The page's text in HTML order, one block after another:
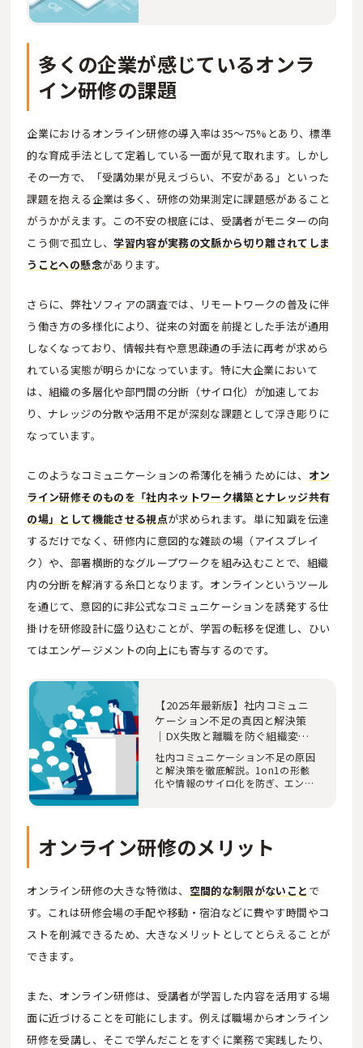
多くの企業が感じているオンラ
イン研修の課題
企業におけるオンライン研修の導入率は35〜75%とあり、標準
的な育成手法として定着している一面が見て取れます。しかし
その一方で、「受講効果が見えづらい、不安がある」といった
課題を抱える企業は多く、研修の効果測定に課題感があること
がうかがえます。この不安の根底には、受講者がモニターの向
こう側で孤立し、学習内容が実務の文脈から切り離されてしま
うことへの懸念があります。
さらに、弊社ソフィアの調査では、リモートワークの普及に伴
う働き方の多様化により、従来の対面を前提とした手法が通用
しなくなっており、情報共有や意思疎通の手法に再考が求めら
れている実態が明らかになっています。特に大企業において
は、組織の多層化や部門間の分断（サイロ化）が加速してお
り、ナレッジの分散や活用不足が深刻な課題として浮き彫りに
なっています。
このようなコミュニケーションの希薄化を補うためには、 オン
ライン研修そのものを「社内ネットワーク構築とナレッジ共有
の場」として機能させる視点が求められます。単に知識を伝達
するだけでなく、研修内に意図的な雑談の場（アイスブレイ
ク）や、部署横断的なグループワークを組み込むことで、組織
内の分断を解消する糸口となります。オンラインというツール
を通じて、意図的に非公式なコミュニケーションを誘発する仕
掛けを研修設計に盛り込むことが、学習の転移を促進し、ひい
てはエンゲージメントの向上にも寄与するのです。
【2025年最新版】社内コミュニ
ケーション不足の真因と解決策
｜DX失敗と離職を防ぐ組織変革
の処方箋
社内コミュニケーション不足の原因
と解決策を徹底解説。1on1の形骸
化や情報のサイロ化を防ぎ、エンゲ
オンライン研修のメリット
オンライン研修の大きな特徴は、 空間的な制限がないこと で
す。これは研修会場の手配や移動・宿泊などに費やす時間やコ
ストを削減できるため、大きなメリットとしてとらえることが
できます。
また、オンライン研修は、受講者が学習した内容を活用する場
面に近づけることを可能にします。例えば職場からオンライン
研修を受講し、そこで学んだことをすぐに業務で実践したり、